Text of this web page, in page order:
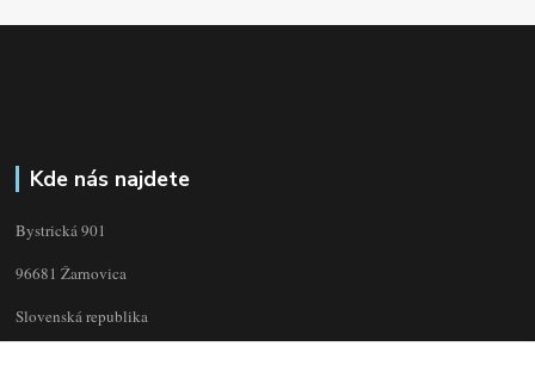
Kde nás najdete
Bystrická 901
96681 Žarnovica
Slovenská republika